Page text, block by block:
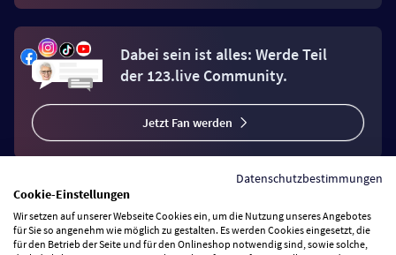
Dabei sein ist alles: Werde Teil
der 123.live Community.
Jetzt Fan werden
Vertrag widerrufen
Datenschutzbestimmungen
Cookie-Einstellungen
Wir setzen auf unserer Webseite Cookies ein, um die Nutzung unseres Angebotes
für Sie so angenehm wie möglich zu gestalten. Es werden Cookies eingesetzt, die
für den Betrieb der Seite und für den Onlineshop notwendig sind, sowie solche,